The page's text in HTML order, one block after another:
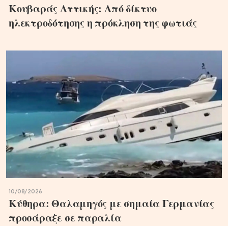
Κουβαράς Αττικής: Από δίκτυο
ηλεκτροδότησης η πρόκληση της φωτιάς
10/08/2026
Κύθηρα: Θαλαμηγός με σημαία Γερμανίας
προσάραξε σε παραλία